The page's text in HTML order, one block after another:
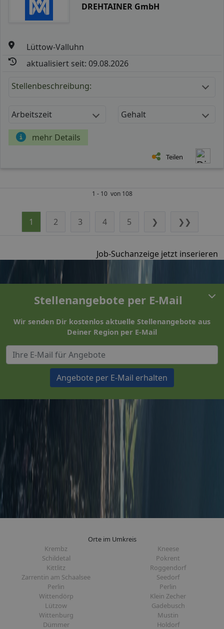
DREHTAINER GmbH
Lüttow-Valluhn
aktualisiert seit: 09.08.2026
Stellenbeschreibung:
Arbeitszeit Gehalt
mehr Details
Teilen
1 - 10 von 108
1 2 3 4 5 ❯ ❯❯
Job-Suchanzeige jetzt inserieren
Stellenangebote per E-Mail
Wir senden Dir kostenlos aktuelle Stellenangebote aus
Deiner Region per E-Mail
Angebote per E-Mail erhalten
Orte im Umkreis
Krembz
Kneese
Schildetal
Pokrent
Kittlitz
Roggendorf
Zarrentin am Schaalsee
Seedorf
Perlin
Perlin
Wittendörp
Klein Zecher
Lützow
Gadebusch
Wittenburg
Mustin
Dümmer
Holdorf